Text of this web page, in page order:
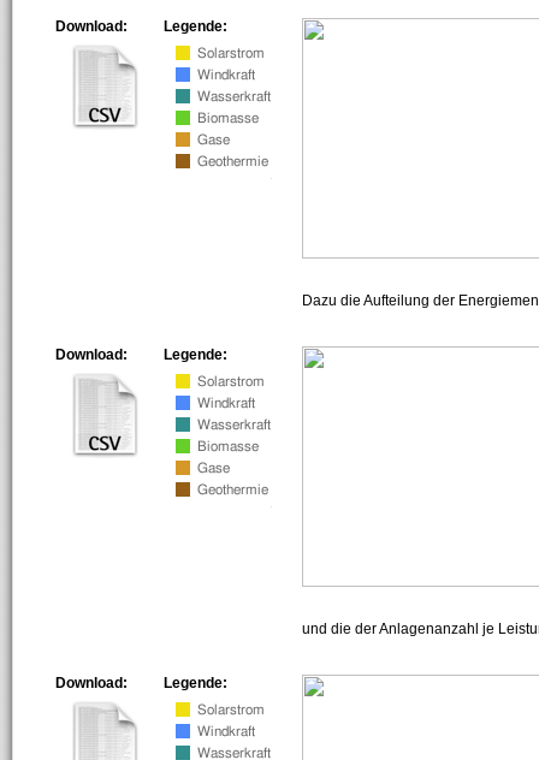
Legende:
Download:
Dazu die Aufteilung der
Legende:
Download:
und die der Anlagenanzahl je
Legende:
Download: